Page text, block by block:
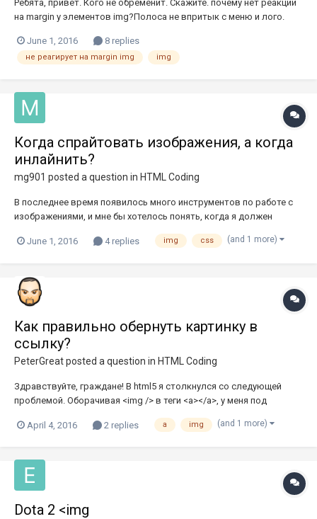
Ребята, привет. Кого не обременит. Скажите. почему нет реакции
на margin у элементов img?Полоса не впритык с меню и лого.
бесплатный, скачал с группы вк. Верстаю для себя, учусь вот уже
второй год. Было прочтен сайт htmlbook, порешал зад...
June 1, 2016 8 replies
не реагирует на margin img img
Когда спрайтовать изображения, а когда
инлайнить?
mg901 posted a question in HTML Coding
В последнее время появилось много инструментов по работе с
изображениями, и мне бы хотелось понять, когда я должен
просто положить их в спрайт. Заранее спасибо.
June 1, 2016 4 replies img css (and 1 more)
Как правильно обернуть картинку в
ссылку?
PeterGreatposted a question in HTML Coding
Здравствуйте, граждане! В html5 я столкнулся со следующей
проблемой. Оборачивая <img /> в теги <a></a>, у меня под
сталкивался? Код следующий: <!DOCTYPE html> <html lang="ru">
April 4, 2016 2 replies a img (and 1 more)
Dota 2 <img